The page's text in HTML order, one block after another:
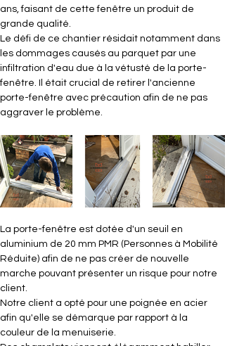
ans, faisant de cette fenêtre un produit de
grande qualité.
Le défi de ce chantier résidait notamment dans
les dommages causés au parquet par une
infiltration d'eau due à la vétusté de la porte-
fenêtre. Il était crucial de retirer l'ancienne
porte-fenêtre avec précaution afin de ne pas
aggraver le problème.
La porte-fenêtre est dotée d'un seuil en
aluminium de 20 mm PMR (Personnes à Mobilité
Réduite) afin de ne pas créer de nouvelle
marche pouvant présenter un risque pour notre
client.
Notre client a opté pour une poignée en acier
afin qu'elle se démarque par rapport à la
couleur de la menuiserie.